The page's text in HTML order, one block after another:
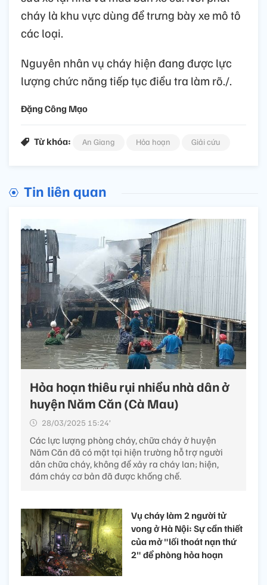
cháy là khu vực dùng để trưng bày xe mô tô
các loại.
Nguyên nhân vụ cháy hiện đang được lực
lượng chức năng tiếp tục điều tra làm rõ./.
Đặng Công Mạo
Từ khóa: An Giang Hỏa hoạn Giải cứu
Tin liên quan
Hỏa hoạn thiêu rụi nhiều nhà dân ở
huyện Năm Căn (Cà Mau)
28/03/2025 15:24’
Các lực lượng phòng cháy, chữa cháy ở huyện
Năm Căn đã có mặt tại hiện trường hỗ trợ người
dân chữa cháy, không để xảy ra cháy lan; hiện,
đám cháy cơ bản đã được khống chế.
Vụ cháy làm 2 người tử
vong ở Hà Nội: Sự cần thiết
của mở "lối thoát nạn thứ
2" để phòng hỏa hoạn